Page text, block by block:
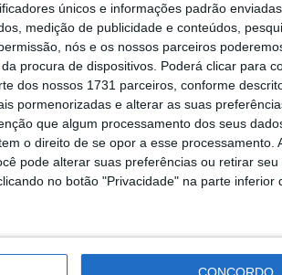
únicos e informações padrão
medição de publicidade e conteúdos,
nós e os nossos parceiros
procura de dispositivos. Poderá clicar para
dos nossos 1731 parceiros, conforme
pormenorizadas e alterar as suas
que algum processamento dos seus
o direito de se opor a esse processamento.
pode alterar suas preferências ou retirar
no botão "Privacidade" na parte inferior